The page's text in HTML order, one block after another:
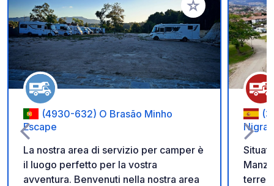
Aggiungi ai tuoi
(4930-632) O Brasão Minho
Escape
La nostra area di servizio per camper è
il luogo perfetto per la vostra
avventura. Benvenuti nella nostra area
Nigran